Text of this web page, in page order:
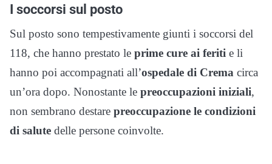
I soccorsi sul posto
Sul posto sono tempestivamente giunti i soccorsi del
118, che hanno prestato le prime cure ai feriti e li
hanno poi accompagnati all’ospedale di Crema circa
un’ora dopo. Nonostante le preoccupazioni iniziali,
non sembrano destare preoccupazione le condizioni
di salute delle persone coinvolte.